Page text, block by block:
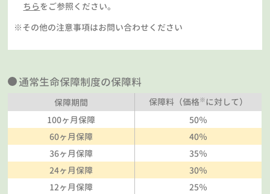
ちらをご参照ください。
※その他の注意事項はお問い合わせください
通常生命保障制度の保障料
保障期間 保障料（価格※に対して）
100ヶ月保障
50％
60ヶ月保障
40％
36ヶ月保障
35％
24ヶ月保障
30％
12ヶ月保障
25％